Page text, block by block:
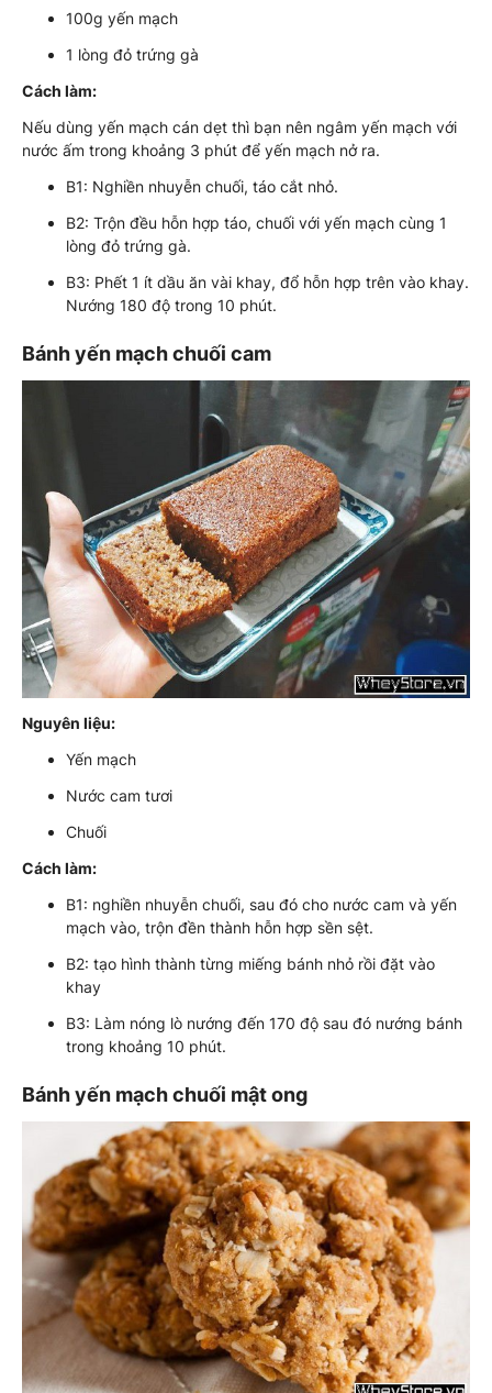
100g yến mạch
1 lòng đỏ trứng gà
Cách làm:
Nếu dùng yến mạch cán dẹt thì bạn nên ngâm yến mạch với
nước ấm trong khoảng 3 phút để yến mạch nở ra.
B1: Nghiền nhuyễn chuối, táo cắt nhỏ.
B2: Trộn đều hỗn hợp táo, chuối với yến mạch cùng 1
lòng đỏ trứng gà.
B3: Phết 1 ít dầu ăn vài khay, đổ hỗn hợp trên vào khay.
Nướng 180 độ trong 10 phút.
Bánh yến mạch chuối cam
Nguyên liệu:
Yến mạch
Nước cam tươi
Chuối
Cách làm:
B1: nghiền nhuyễn chuối, sau đó cho nước cam và yến
mạch vào, trộn đền thành hỗn hợp sền sệt.
B2: tạo hình thành từng miếng bánh nhỏ rồi đặt vào
khay
B3: Làm nóng lò nướng đến 170 độ sau đó nướng bánh
trong khoảng 10 phút.
Bánh yến mạch chuối mật ong